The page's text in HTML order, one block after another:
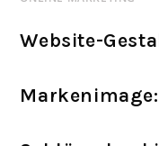
Website-